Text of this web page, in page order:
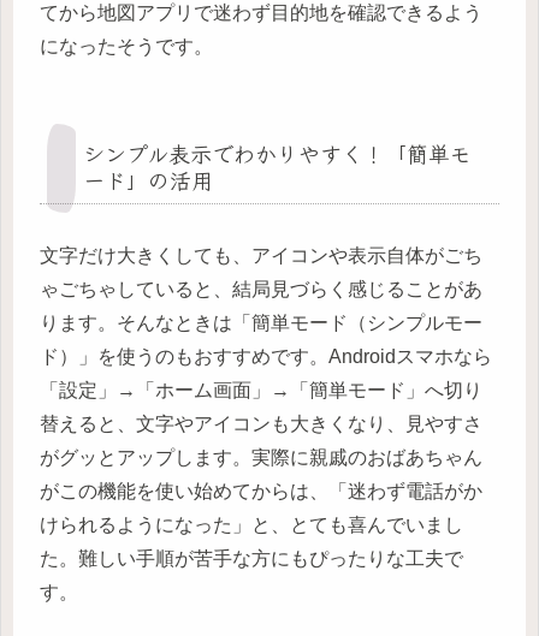
てから地図アプリで迷わず目的地を確認できるよう
になったそうです。
シンプル表示でわかりやすく！「簡単モ
ード」の活用
文字だけ大きくしても、アイコンや表示自体がごち
ゃごちゃしていると、結局見づらく感じることがあ
ります。そんなときは「簡単モード（シンプルモー
ド）」を使うのもおすすめです。Androidスマホなら
「設定」→「ホーム画面」→「簡単モード」へ切り
替えると、文字やアイコンも大きくなり、見やすさ
がグッとアップします。実際に親戚のおばあちゃん
がこの機能を使い始めてからは、「迷わず電話がか
けられるようになった」と、とても喜んでいまし
た。難しい手順が苦手な方にもぴったりな工夫で
す。